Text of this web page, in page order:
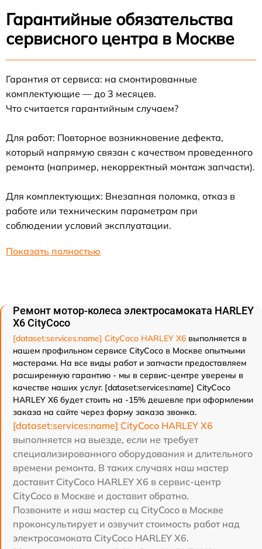
Гарантийные обязательства
сервисного центра в Москве
Гарантия от сервиса: на смонтированные
комплектующие — до 3 месяцев.
Что считается гарантийным случаем?
Для работ: Повторное возникновение дефекта,
который напрямую связан с качеством проведенного
ремонта (например, некорректный монтаж запчасти).
Для комплектующих: Внезапная поломка, отказ в
работе или техническим параметрам при
соблюдении условий эксплуатации.
Показать полностью
Ремонт мотор-колеса электросамоката HARLEY
X6 CityCoco
[dataset:services:name] CityCoco HARLEY X6 выполняется в
нашем профильном сервисе CityCoco в Москве опытными
мастерами. На все виды работ и запчасти предоставляем
расширенную гарантию - мы в сервис-центре уверены в
качестве наших услуг. [dataset:services:name] CityCoco
HARLEY X6 будет стоить на -15% дешевле при оформлении
заказа на сайте через форму заказа звонка.
[dataset:services:name] CityCoco HARLEY X6
выполняется на выезде, если не требует
специализированного оборудования и длительного
времени ремонта. В таких случаях наш мастер
доставит CityCoco HARLEY X6 в сервис-центр
CityCoco в Москве и доставит обратно.
Позвоните и наш мастер сц CityCoco в Москве
проконсультирует и озвучит стоимость работ над
электросамоката CityCoco HARLEY X6.